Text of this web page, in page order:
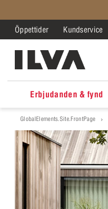
Öppettider Kundservice
Erbjudanden & fynd
GlobalElements.Site.FrontPage